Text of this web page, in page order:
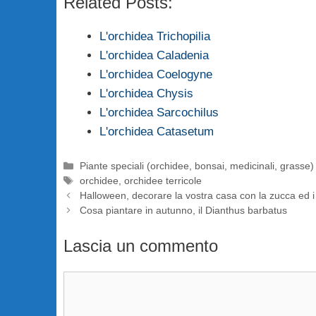
L'orchidea Trichopilia
L'orchidea Caladenia
L'orchidea Coelogyne
L'orchidea Chysis
L'orchidea Sarcochilus
L'orchidea Catasetum
Categorie
Piante speciali (orchidee, bonsai, medicinali, grasse)
Tag
orchidee, orchidee terricole
Halloween, decorare la vostra casa con la zucca ed
Cosa piantare in autunno, il Dianthus barbatus
Lascia un commento